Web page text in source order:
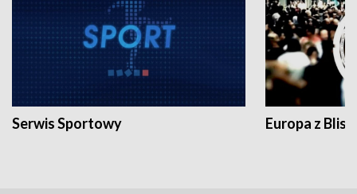
Serwis Sportowy Europa z